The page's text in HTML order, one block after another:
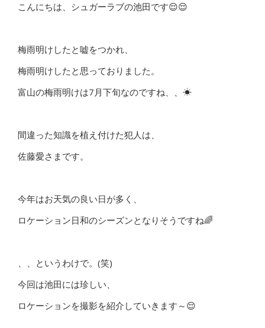
こんにちは、シュガーラブの池田です😌😌
梅雨明けしたと嘘をつかれ、
梅雨明けしたと思っておりました。
富山の梅雨明けは7月下旬なのですね、、☀
間違った知識を植え付けた犯人は、
佐藤愛さまです。
今年はお天気の良い日が多く、
ロケーション日和のシーズンとなりそうですね🌈
、、というわけで。(笑)
今回は池田には珍しい、
ロケーションを撮影を紹介していきます～😌